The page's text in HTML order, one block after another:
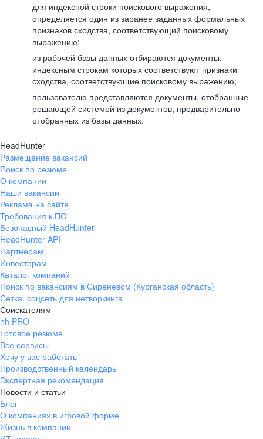
для индексной строки поискового выражения,
определяется один из заранее заданных формальных
признаков сходства, соответствующий поисковому
выражению;
из рабочей базы данных отбираются документы,
индексным строкам которых соответствуют признаки
сходства, соответствующие поисковому выражению;
пользователю представляются документы, отобранные
решающей системой из документов, предварительно
отобранных из базы данных.
HeadHunter
Размещение вакансий
Поиск по резюме
О компании
Наши вакансии
Реклама на сайте
Требования к ПО
Безопасный HeadHunter
HeadHunter API
Партнерам
Инвесторам
Каталог компаний
Поиск по вакансиям в Сиреневом (Курганская область)
Сетка: соцсеть для нетворкинга
Соискателям
hh PRO
Готовое резюме
Все сервисы
Хочу у вас работать
Производственный календарь
Экспертная рекомендация
Новости и статьи
Блог
О компаниях в игровой форме
Жизнь в компании